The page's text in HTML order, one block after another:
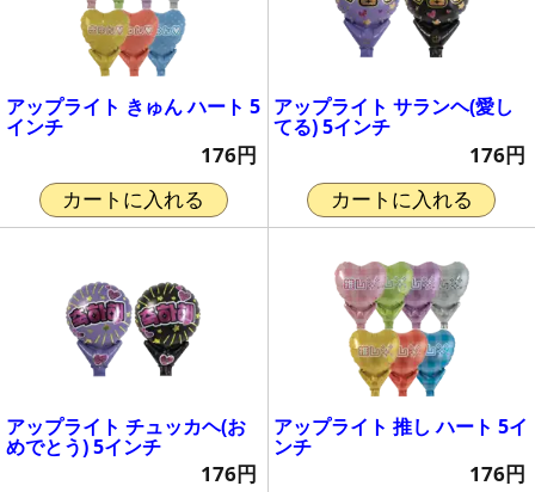
アップライト きゅん ハート 5
インチ
176円
カートに入れる
アップライト サランヘ(愛し
てる) 5インチ
176円
カートに入れる
アップライト チュッカヘ(お
めでとう) 5インチ
176円
アップライト 推し ハート 5イ
ンチ
176円